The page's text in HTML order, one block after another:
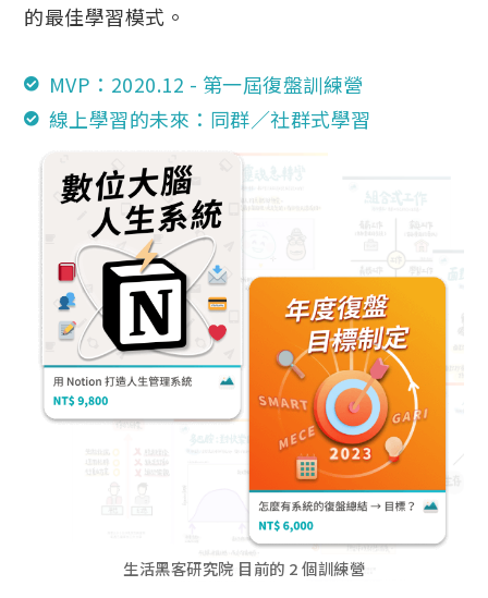
的最佳學習模式。
MVP：2020.12 - 第一屆復盤訓練營
線上學習的未來：同群／社群式學習
生活黑客研究院 目前的 2 個訓練營